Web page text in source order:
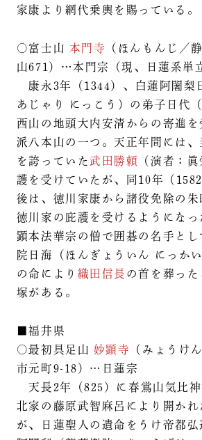
家康より網代乗輿を賜っている。
○富士山 本門寺
（ほんもんじ／
山671）…本門宗（現、日蓮系単
康永3年（1344）、白蓮阿闍梨
あじゃり にっこう）の弟子日代
西山の地頭大内安清からの寄進
派八本山の一つ。天正年間には、
を誇っていた武田勝頼
（演者：
護を受けていたが、同10年（
後は、徳川家康から諸役免除の朱
徳川家の庇護を受けるようになっ
顕本法華宗の僧で囲碁の名手と
院日海（ほんぎょういん にっかい
の命により 織田信長 の首を葬っ
塚がある。
■福井県
○最初具足山 妙顕寺
（みょうけ
市元町9-18）…日蓮宗
天長2年（825）に春鴬山気比神
北家の藤原武智麻呂により開かれ
が、日蓮聖人の遺命をうけ帝都